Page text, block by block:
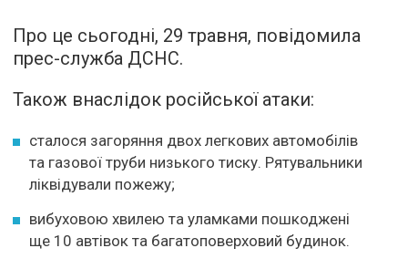
Про це сьогодні, 29 травня, повідомила
прес-служба ДСНС.
Також внаслідок російської атаки:
сталося загоряння двох легкових автомобілів
та газової труби низького тиску. Рятувальники
ліквідували пожежу;
вибуховою хвилею та уламками пошкоджені
ще 10 автівок та багатоповерховий будинок.